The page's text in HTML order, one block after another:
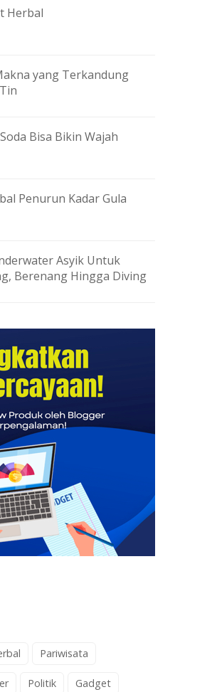
Herbal
yang Terkandung
Bisa Bikin Wajah
Penurun Kadar Gula
Asyik Untuk
Berenang Hingga Diving
Pariwisata
Politik Gadget